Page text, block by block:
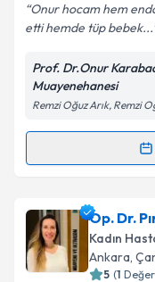
Kişisel
Metni'ni
kapsamda
Onur hocam hem
etti hemde tüp bebek...
Prof. Dr.Onur
Muayenehanesi
Remzi Oğuz Arık, Remzi
Randevu
Prof. Dr.
talebi oluşturun.
için bir takvim
bilgilendireceğiz.
Op. Dr.
Kadın
Ankara,
5 (1